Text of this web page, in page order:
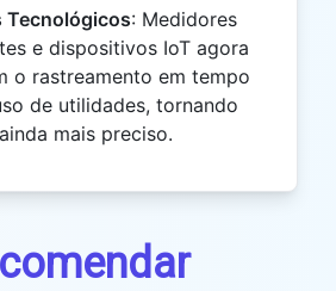
Tecnológicos: Medidores
e dispositivos IoT agora
o rastreamento em tempo
de utilidades, tornando
mais preciso.